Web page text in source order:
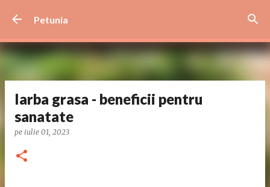
Petunia
Iarba grasa - beneficii pentru
sanatate
pe iulie 01, 2023